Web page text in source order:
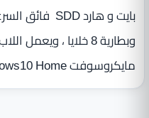
وبطارية 8 خلايا ،
مايكروسوفت Windows10 Home .